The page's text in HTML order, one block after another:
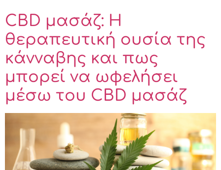
CBD μασάζ: Η
θεραπευτική ουσία της
κάνναβης και πως
μπορεί να ωφελήσει
μέσω του CBD μασάζ